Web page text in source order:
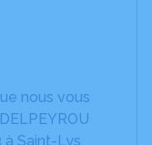
nous vous
Saint-Lys.